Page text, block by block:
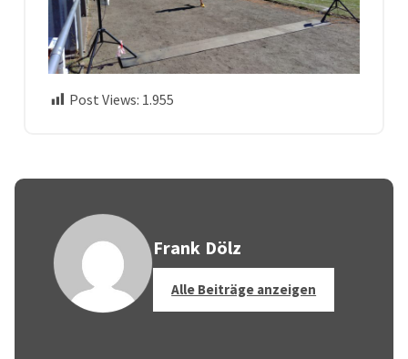
Post Views: 1.955
Frank Dölz
Alle Beiträge anzeigen